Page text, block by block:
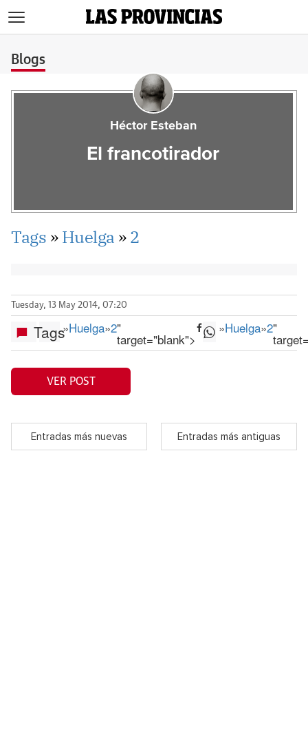
Blogs
Héctor Esteban
El francotirador
Tags »Huelga »2
Tuesday, 13 May 2014, 07:20
Tags»Huelga»2"
target="blank">
»Huelga»2"
VER POST
Entradas más nuevas Entradas más antiguas